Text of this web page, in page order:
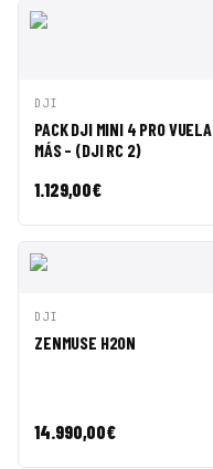
VISTA
RÁPIDA
CESTA
DJI
PACK DJI MINI 4 PRO VUELA
MÁS - (DJI RC 2)
1.129,00€
VISTA
RÁPIDA
DJI
ZENMUSE H20N
14.990,00€